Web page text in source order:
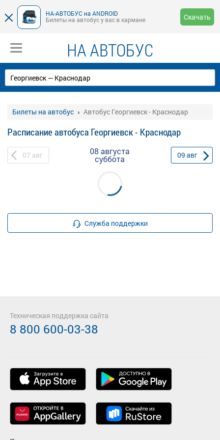
НА-АВТОБУС на ANDROID
Билеты на автобус у вас в кармане
Скачать
НА АВТОБУС
Билеты на автобус Автобус Георгиевск - Краснодар
Расписание автобуса Георгиевск - Краснодар
07 авг 08 августа
суббота 09 авг
Служба поддержки
Техническая поддержка сайта
8 800 600-03-38